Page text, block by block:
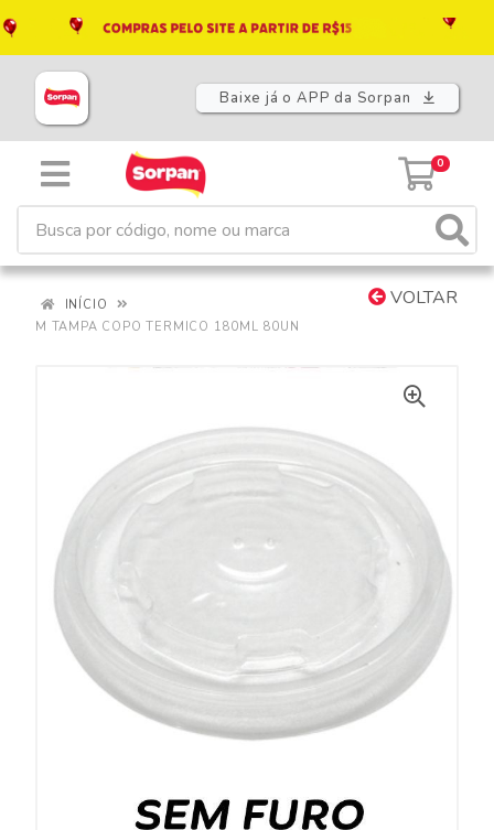
Baixe já o APP da Sorpan
0
VOLTAR
INÍCIO
M TAMPA COPO TERMICO 180ML 80UN